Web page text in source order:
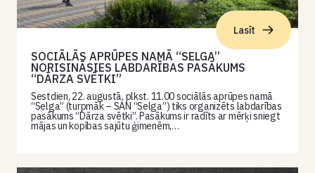
Lasīt
SOCIĀLĀS APRŪPES NAMĀ “SELGA”
NORISINĀSIES LABDARĪBAS PASĀKUMS
“DĀRZA SVĒTKI”
Sestdien, 22. augustā, plkst. 11.00 sociālās aprūpes namā
“Selga” (turpmāk – SAN “Selga”) tiks organizēts labdarības
pasākums “Dārza svētki”. Pasākums ir radīts ar mērķi sniegt
mājas un kopības sajūtu ģimenēm,…